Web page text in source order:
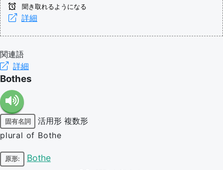
聞き取れるようになる
詳細
関連語
詳細
Bothes
固有名詞 活用形 複数形
plural of Bothe
原形: Bothe